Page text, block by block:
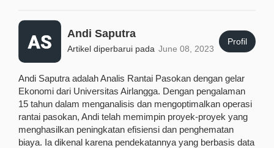
Andi Saputra
Artikel diperbarui pada June 08, 2023
Profil
Andi Saputra adalah Analis Rantai Pasokan dengan gelar
Ekonomi dari Universitas Airlangga. Dengan pengalaman
15 tahun dalam menganalisis dan mengoptimalkan operasi
rantai pasokan, Andi telah memimpin proyek-proyek yang
menghasilkan peningkatan efisiensi dan penghematan
biaya. Ia dikenal karena pendekatannya yang berbasis data